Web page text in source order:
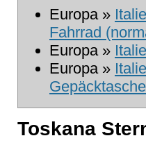
Europa »
Fahrrad
Europa »
Europa »
Toskana